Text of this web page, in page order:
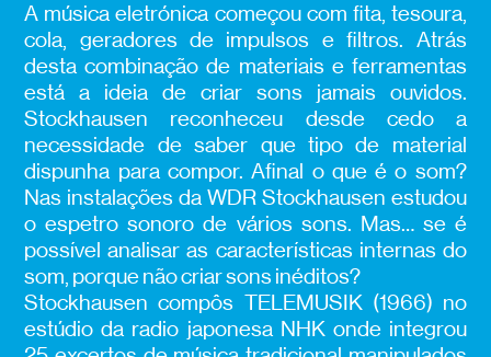
A música eletrónica começou com fita, tesoura,
cola, geradores de impulsos e filtros. Atrás
desta combinação de materiais e ferramentas
está a ideia de criar sons jamais ouvidos.
Stockhausen reconheceu desde cedo a
necessidade de saber que tipo de material
dispunha para compor. Afinal o que é o som?
Nas instalações da WDR Stockhausen estudou
o espetro sonoro de vários sons. Mas… se é
possível analisar as características internas do
som, porque não criar sons inéditos?
Stockhausen compôs TELEMUSIK (1966) no
estúdio da radio japonesa NHK onde integrou